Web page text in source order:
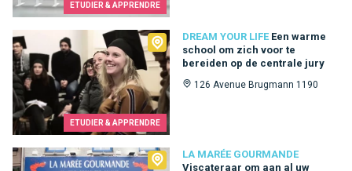
ETUDIER & APPRENDRE
ETUDIER & APPRENDRE
DREAM YOUR LIFE Een warme
school om zich voor te
bereiden op de centrale jury
126 Avenue Brugmann 1190
Dream Your Life
LA MARÉE GOURMANDE
Viscateraar om aan al uw
La Marée Gourmande